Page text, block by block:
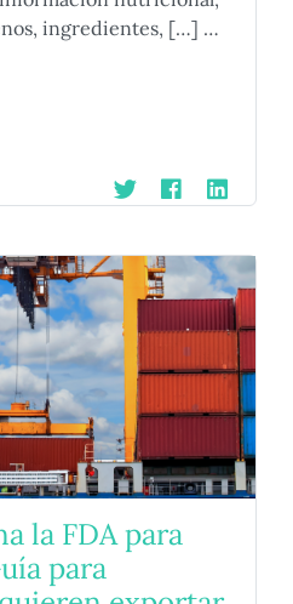
ingredientes, […] …
la FDA para
para